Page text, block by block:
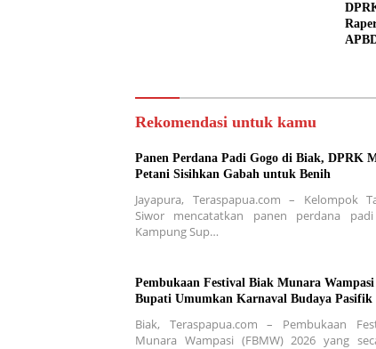
Rekomendasi untuk kamu
Panen Perdana Padi Gogo di Biak, DPRK
Petani Sisihkan Gabah untuk Benih
Jayapura, Teraspapua.com – Kelompok
Siwor mencatatkan panen perdana
Kampung Sup…
Pembukaan Festival Biak Munara Wampasi
Bupati Umumkan Karnaval Budaya Pasifik
Biak, Teraspapua.com – Pembukaan
Munara Wampasi (FBMW) 2026 yang